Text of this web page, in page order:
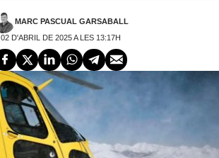
MARC PASCUAL GARSABALL
02 D'ABRIL DE 2025 A LES 13:17H